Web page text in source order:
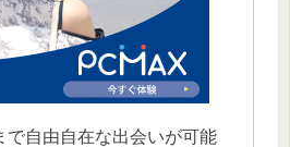
で自由自在な出会いが可能